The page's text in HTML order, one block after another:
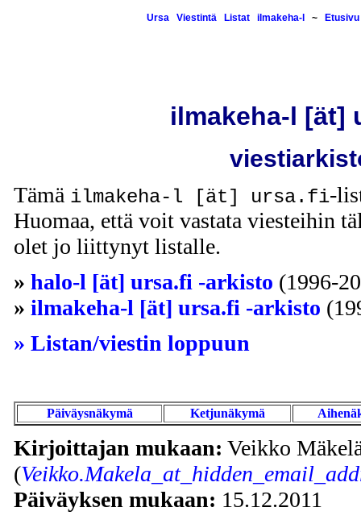
Ursa Viestintä Listat ilmakeha-l ~ Etusivu
ilmakeha-l [ät]
Tämä ilmakeha-l [ät] ursa.fi-
Huomaa, että voit vastata viesteihin
olet jo liittynyt listalle.
» halo-l [ät] ursa.fi -arkisto (1996-
» ilmakeha-l [ät] ursa.fi -arkisto
» Listan/viestin loppuun
Päiväysnäkymä Ketjunäkymä
Kirjoittajan mukaan: Veikko
(
Päiväyksen mukaan: 15.12.2011